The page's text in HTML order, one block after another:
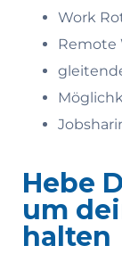
Work
Remote
Hebe
um
halten